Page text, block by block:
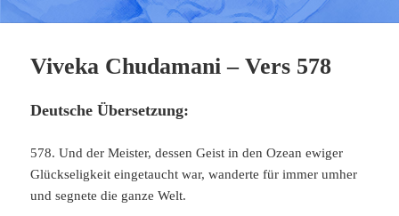
Viveka Chudamani – Vers 578
Deutsche Übersetzung:
578. Und der Meister, dessen Geist in den Ozean ewiger
Glückseligkeit eingetaucht war, wanderte für immer umher
und segnete die ganze Welt.